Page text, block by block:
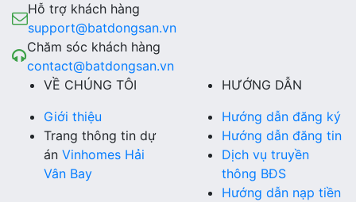
Hỗ trợ khách hàng
support@batdongsan.vn
Chăm sóc khách hàng
contact@batdongsan.vn
VỀ CHÚNG TÔI
Giới thiệu
Trang thông tin dự
án Vinhomes Hải
Vân Bay
HƯỚNG DẪN
Hướng dẫn đăng ký
Hướng dẫn đăng tin
Dịch vụ truyền
thông BĐS
Hướng dẫn nạp tiền